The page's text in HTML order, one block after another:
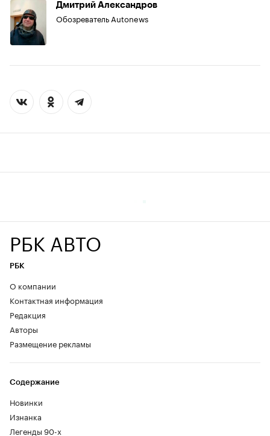
Дмитрий Александров
Обозреватель Autonews
РБК АВТО
РБК
О компании
Контактная информация
Редакция
Авторы
Размещение рекламы
Содержание
Новинки
Изнанка
Легенды 90-х